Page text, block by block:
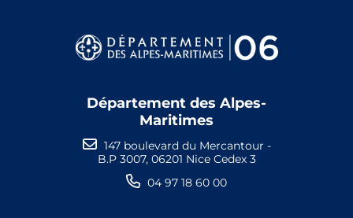
Département des Alpes-
Maritimes
147 boulevard du Mercantour -
B.P 3007, 06201 Nice Cedex 3
04 97 18 60 00